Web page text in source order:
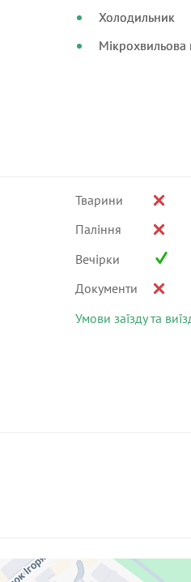
Холодильник
Мікрохвильова
Тварини
Паління
Вечірки
Документи
Умови заїзду та